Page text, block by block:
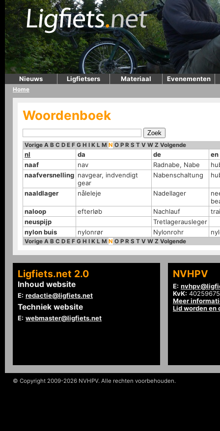
Nieuws Ligfietsers Materiaal Evenementen
Home
Woordenboek
Vorige A B C D E F G H I K L M N O P R S T V W Z Volgende
nl da de
en
naaf
nav Radnabe, Nabe
naafversnelling navgear, indvendigt
gear
Nabenschaltung
naaldlager nåleleje Nadellager
naloop
efterløb Nachlauf
neuspijp
Tretlagerausleger
nylon buis
nylonrør Nylonrohr
Vorige A B C D E F G H I K L M N O P R S T V W Z Volgende
Ligfiets.net 2.0
Inhoud website
E: redactie@ligfiets.net
Techniek website
E: webmaster@ligfiets.net
NVHPV
E:
KvK: 40259675
Meer
Lid worden en
© Copyright 2009-2026 NVHPV. Alle rechten voorbehouden.